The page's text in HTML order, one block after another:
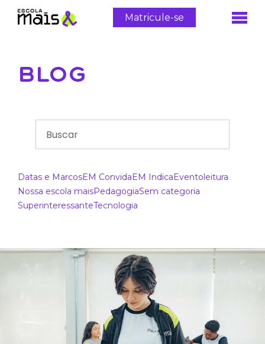
Matricule-se
BLOG
Datas e MarcosEM ConvidaEM IndicaEventoleitura
Nossa escola maisPedagogiaSem categoria
SuperinteressanteTecnologia